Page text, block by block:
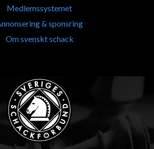
Medlemssystemet
& sponsring
Om svenskt schack